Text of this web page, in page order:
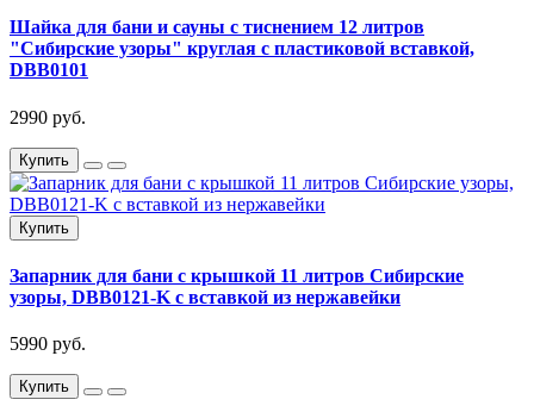
Шайка для бани и сауны с тиснением 12 литров
"Сибирские узоры" круглая с пластиковой вставкой,
DBB0101
2990 руб.
Купить
Купить
Запарник для бани с крышкой 11 литров Сибирские
узоры, DBB0121-K с вставкой из нержавейки
5990 руб.
Купить